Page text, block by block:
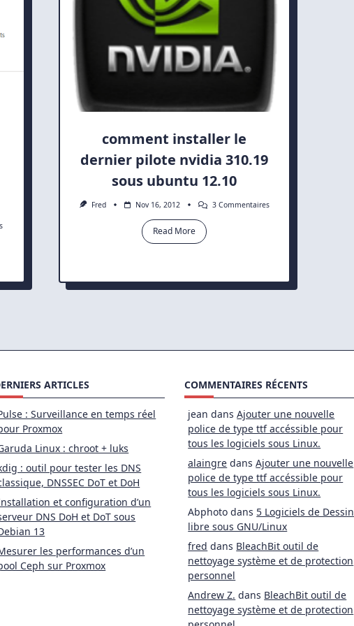
Sur
Via
comment installer le
dernier pilote nvidia 310.19
sous ubuntu 12.10
Fred Nov 16, 2012 3 CommentairesSur
Sous
Read More
ARTICLES
: Surveillance en temps réel
Proxmox
Linux : chroot + luks
: outil pour tester les DNS
DNSSEC DoT et DoH
et configuration d’un
DNS DoH et DoT sous
13
les performances d’un
Ceph sur Proxmox
COMMENTAIRES RÉCENTS
jean dansAjouter une nouvelle
police de type ttf accéssible pour
tous les logiciels sous Linux.
alaingre dansAjouter une nouvelle
police de type ttf accéssible pour
tous les logiciels sous Linux.
Abphoto dans 5 Logiciels de Dessin
libre sous GNU/Linux
fred dans BleachBit outil de
nettoyage système et de protection
personnel
Andrew Z. dans BleachBit outil de
nettoyage système et de protection